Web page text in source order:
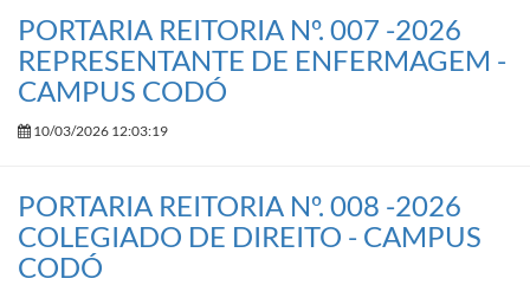
PORTARIA REITORIA Nº. 007 -2026
REPRESENTANTE DE ENFERMAGEM -
CAMPUS CODÓ
10/03/2026 12:03:19
PORTARIA REITORIA Nº. 008 -2026
COLEGIADO DE DIREITO - CAMPUS
CODÓ